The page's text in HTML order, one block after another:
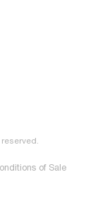
of Sale